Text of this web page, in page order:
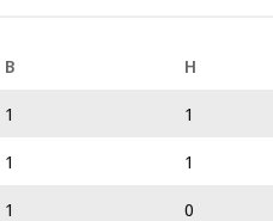
В Н
1 1
1 1
1 0